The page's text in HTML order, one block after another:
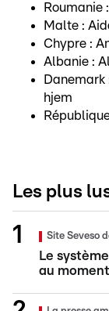
Roumanie
Malte :
Chypre :
Albanie :
Danemark
hjem
Les plus
Site Seveso
Le
au